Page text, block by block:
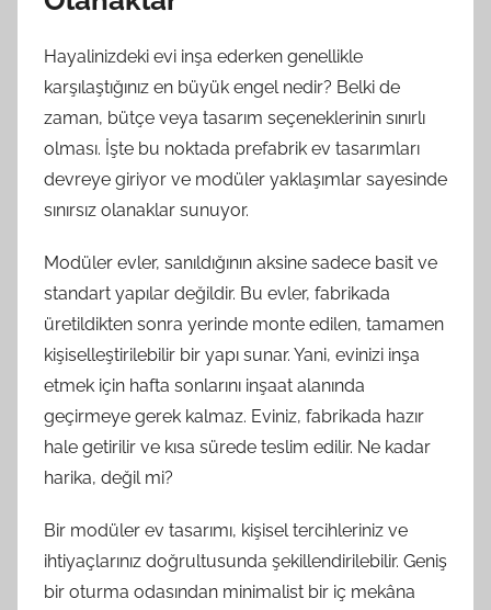
Hayalinizdeki evi inşa ederken genellikle
karşılaştığınız en büyük engel nedir? Belki de
zaman, bütçe veya tasarım seçeneklerinin sınırlı
olması. İşte bu noktada prefabrik ev tasarımları
devreye giriyor ve modüler yaklaşımlar sayesinde
sınırsız olanaklar sunuyor.
Modüler evler, sanıldığının aksine sadece basit ve
standart yapılar değildir. Bu evler, fabrikada
üretildikten sonra yerinde monte edilen, tamamen
kişiselleştirilebilir bir yapı sunar. Yani, evinizi inşa
etmek için hafta sonlarını inşaat alanında
geçirmeye gerek kalmaz. Eviniz, fabrikada hazır
hale getirilir ve kısa sürede teslim edilir. Ne kadar
harika, değil mi?
Bir modüler ev tasarımı, kişisel tercihleriniz ve
ihtiyaçlarınız doğrultusunda şekillendirilebilir. Geniş
bir oturma odasından minimalist bir iç mekâna